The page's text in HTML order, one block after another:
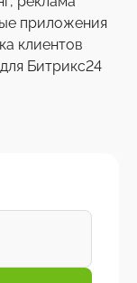
приложения
клиентов
Битрикс24